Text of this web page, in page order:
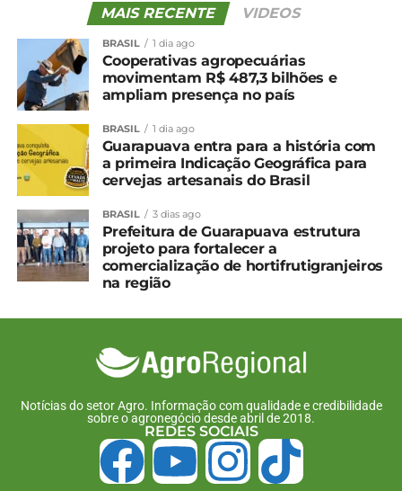
Ao todo, 14 turmas foram realizadas em todas as regiões
do Paraná, com a participação de 175 representantes de
*Sistema FAEP
Compartilhe isso:
Sistema FAEP contrata
instrutores para curso de
27 de junho, 2025
Sistema FAEP amplia
oferta de capacitação
com novos cursos
23 de março, 2026
Em "Paraná"
MAIS RECENTE VIDEOS
BRASIL 1 dia ago
Cooperativas agropecuárias
movimentam R$ 487,3 bilhões e
ampliam presença no país
BRASIL 1 dia ago
Guarapuava entra para a história com
a primeira Indicação Geográfica para
cervejas artesanais do Brasil
BRASIL 3 dias ago
Prefeitura de Guarapuava estrutura
projeto para fortalecer a
comercialização de hortifrutigranjeiros
na região
Notícias do setor Agro. Informação com qualidade e credibilidade
sobre o agronegócio desde abril de 2018.
REDES SOCIAIS